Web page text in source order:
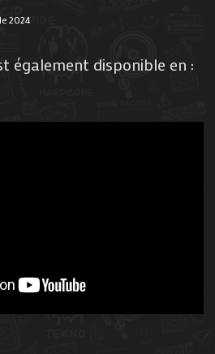
2024
également disponible en :